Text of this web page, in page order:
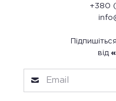
+380
від